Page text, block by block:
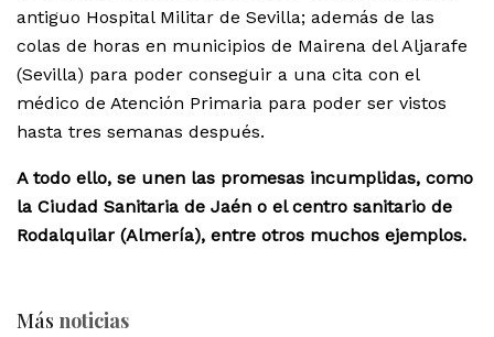
antiguo Hospital Militar de Sevilla; además de las
colas de horas en municipios de Mairena del Aljarafe
(Sevilla) para poder conseguir a una cita con el
médico de Atención Primaria para poder ser vistos
hasta tres semanas después.
A todo ello, se unen las promesas incumplidas, como
la Ciudad Sanitaria de Jaén o el centro sanitario de
Rodalquilar (Almería), entre otros muchos ejemplos.
Más noticias